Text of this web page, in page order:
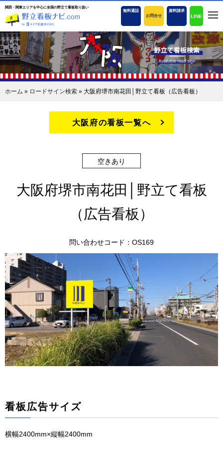
関西・関東エリアを中心に全国の野立て看板取り扱い
無料通話
お問合せ
資料請求
LINE
ホーム » ロードサイン検索 » 大阪府堺市南花田│野立て看板（広告看板）
大阪府の看板一覧へ
空きあり
大阪府堺市南花田│野立て看板
（広告看板）
問い合わせコード：OS169
看板広告サイズ
横幅2400mm×縦幅2400mm